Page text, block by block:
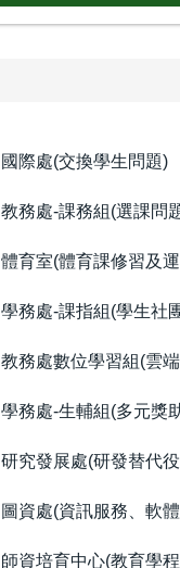
國際處(交換學生問題)
教務處-課務組(選課問
體育室(體育課修習及
學務處-課指組(學生社
教務處數位學習組(雲
學務處-生輔組(多元獎
研究發展處(研發替代
圖資處(資訊服務、軟
師資培育中心(教育學